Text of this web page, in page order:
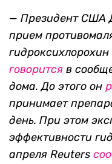
— Президент США
прием
говорится в
дома. До этого он
принимает
день. При этом
эффективности
апреля Reuters